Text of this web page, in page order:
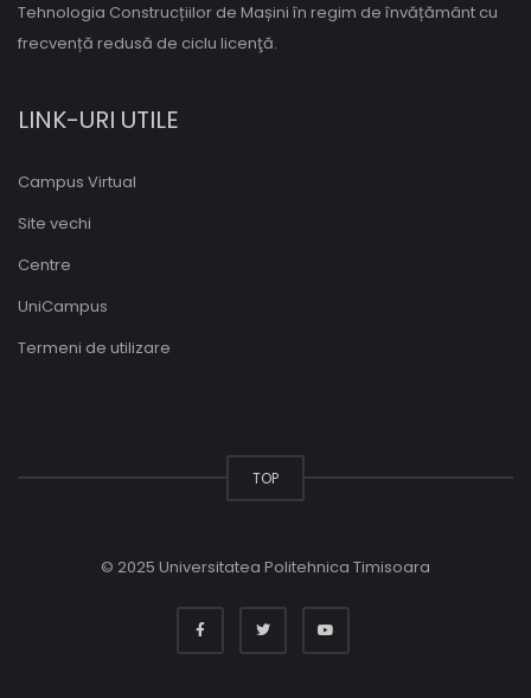
Tehnologia Construcțiilor de Mașini în regim de învățământ cu
frecvență redusă de ciclu licenţă.
LINK-URI UTILE
Campus Virtual
Site vechi
Centre
UniCampus
Termeni de utilizare
TOP
© 2025 Universitatea Politehnica Timisoara